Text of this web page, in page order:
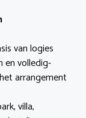
van logies
en volledig-
arrangement
villa,